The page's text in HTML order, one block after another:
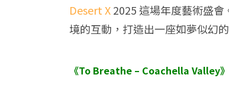
Desert X2025 這場年度藝術盛
境的互動，打造出一座如夢似幻
《To Breathe – Coachella Valley